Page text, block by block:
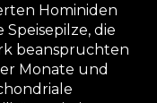
Hominiden
die
beanspruchten
Monate und